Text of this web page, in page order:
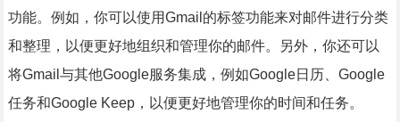
功能。例如，你可以使用Gmail的标签功能来对邮件进行分类
和整理，以便更好地组织和管理你的邮件。另外，你还可以
将Gmail与其他Google服务集成，例如Google日历、Google
任务和Google Keep，以便更好地管理你的时间和任务。